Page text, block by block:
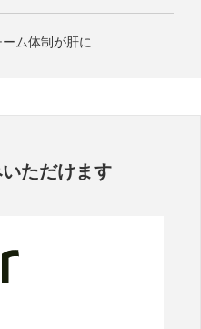
ム体制が肝に
ただけます